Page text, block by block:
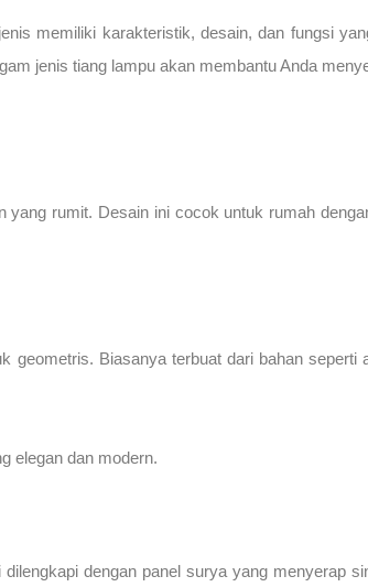
memiliki karakteristik, desain, dan fungsi
jenis tiang lampu akan membantu Anda
rumit. Desain ini cocok untuk rumah
Biasanya terbuat dari bahan
elegan dan modern.
dengan panel surya yang menyerap